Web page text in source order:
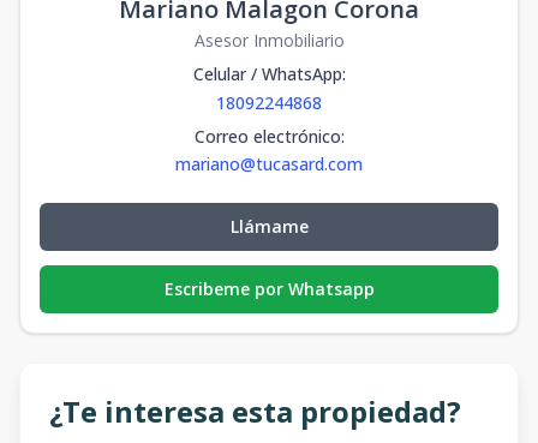
Mariano Malagon Corona
Asesor Inmobiliario
Celular / WhatsApp:
18092244868
Correo electrónico:
mariano@tucasard.com
Llámame
Escribeme por Whatsapp
¿Te interesa esta propiedad?